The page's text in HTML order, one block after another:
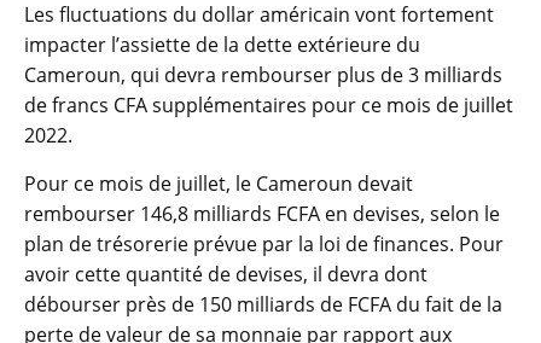
Les fluctuations du dollar américain vont fortement
impacter l’assiette de la dette extérieure du
Cameroun, qui devra rembourser plus de 3 milliards
de francs CFA supplémentaires pour ce mois de juillet
2022.
Pour ce mois de juillet, le Cameroun devait
rembourser 146,8 milliards FCFA en devises, selon le
plan de trésorerie prévue par la loi de finances. Pour
avoir cette quantité de devises, il devra dont
débourser près de 150 milliards de FCFA du fait de la
perte de valeur de sa monnaie par rapport aux